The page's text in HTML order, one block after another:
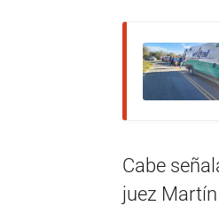
Cabe
juez